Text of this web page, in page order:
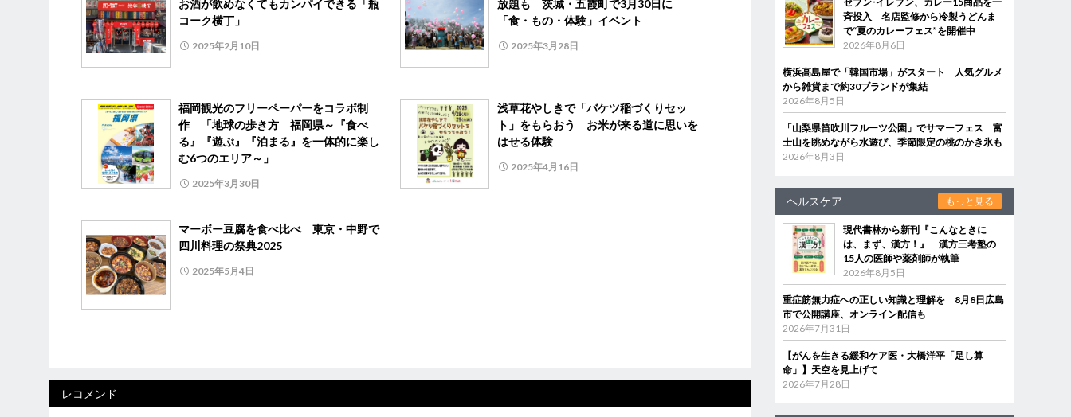
お酒が飲めなくてもカンパイできる「瓶
コーク横丁」
2025年2月10日
放題も 茨城・五霞町で3月30日に
「食・もの・体験」イベント
2025年3月28日
福岡観光のフリーペーパーをコラボ制
作 「地球の歩き方 福岡県～『食べ
る』『遊ぶ』『泊まる』を一体的に楽し
む6つのエリア～」
2025年3月30日
浅草花やしきで「バケツ稲づくりセッ
ト」をもらおう お米が来る道に思いを
はせる体験
2025年4月16日
マーボー豆腐を食べ比べ 東京・中野で
四川料理の祭典2025
2025年5月4日
レコメンド
斉投入 名店監修から冷製うどんま
で“夏のカレーフェス”を開催中
2026年8月6日
横浜高島屋で「韓国市場」がスタート 人気グルメ
から雑貨まで約30ブランドが集結
2026年8月5日
「山梨県笛吹川フルーツ公園」でサマーフェス 富
士山を眺めながら水遊び、季節限定の桃のかき氷も
2026年8月3日
ヘルスケア もっと見る
現代書林から新刊『こんなときに
は、まず、漢方！』 漢方三考塾の
15人の医師や薬剤師が執筆
2026年8月5日
重症筋無力症への正しい知識と理解を 8月8日広島
市で公開講座、オンライン配信も
2026年7月31日
【がんを生きる緩和ケア医・大橋洋平「足し算
命」】天空を見上げて
2026年7月28日